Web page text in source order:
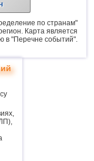
по странам"
Карта является
в "Перечне событий".